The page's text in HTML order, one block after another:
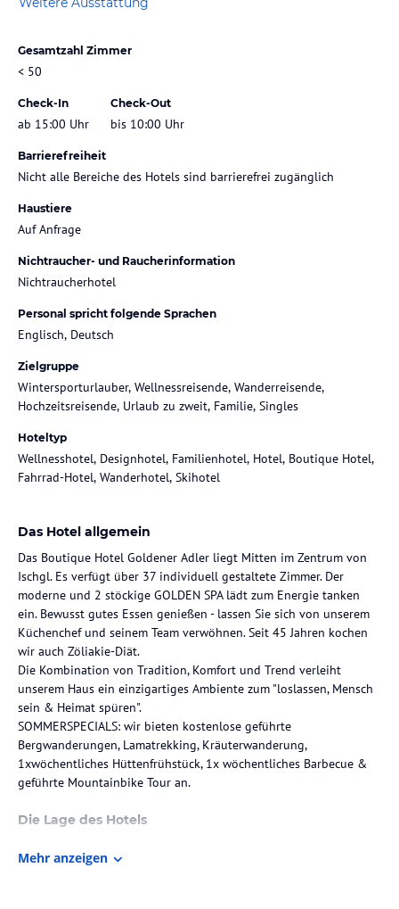
Gesamtzahl Zimmer
< 50
Check-In
ab 15:00 Uhr
Check-Out
bis 10:00 Uhr
Barrierefreiheit
Nicht alle Bereiche des Hotels sind barrierefrei zugänglich
Haustiere
Auf Anfrage
Nichtraucher- und Raucherinformation
Nichtraucherhotel
Personal spricht folgende Sprachen
Englisch, Deutsch
Zielgruppe
Wintersporturlauber, Wellnessreisende, Wanderreisende,
Hochzeitsreisende, Urlaub zu zweit, Familie, Singles
Hoteltyp
Wellnesshotel, Designhotel, Familienhotel, Hotel, Boutique Hotel,
Fahrrad-Hotel, Wanderhotel, Skihotel
Das Hotel allgemein
Das Boutique Hotel Goldener Adler liegt Mitten im Zentrum von
Ischgl. Es verfügt über 37 individuell gestaltete Zimmer. Der
moderne und 2 stöckige GOLDEN SPA lädt zum Energie tanken
ein. Bewusst gutes Essen genießen - lassen Sie sich von unserem
Küchenchef und seinem Team verwöhnen. Seit 45 Jahren kochen
wir auch Zöliakie-Diät.
Die Kombination von Tradition, Komfort und Trend verleiht
unserem Haus ein einzigartiges Ambiente zum "loslassen, Mensch
sein & Heimat spüren".
SOMMERSPECIALS: wir bieten kostenlose geführte
Bergwanderungen, Lamatrekking, Kräuterwanderung,
1xwöchentliches Hüttenfrühstück, 1x wöchentliches Barbecue &
geführte Mountainbike Tour an.
Die Lage des Hotels
Fußgängerzone. Es sind ca. 3 Gehminuten zu der Silvretta- und
Mehr anzeigen